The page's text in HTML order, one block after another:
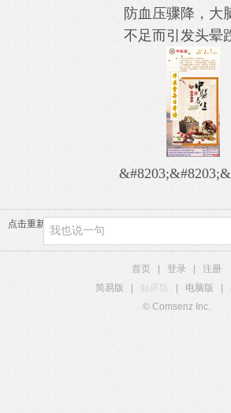
防血压骤降，大
不足而引发头晕
点击重新加载
首页 登录
注册
简易版
触屏版 电脑版
© Comsenz Inc.